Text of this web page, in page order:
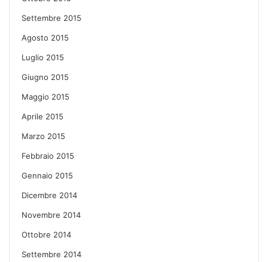
Settembre 2015
Agosto 2015
Luglio 2015
Giugno 2015
Maggio 2015
Aprile 2015
Marzo 2015
Febbraio 2015
Gennaio 2015
Dicembre 2014
Novembre 2014
Ottobre 2014
Settembre 2014